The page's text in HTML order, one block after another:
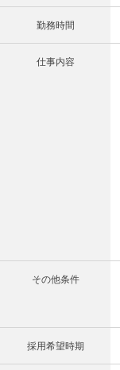
勤務時間
仕事内容
その他条件
採用希望時期